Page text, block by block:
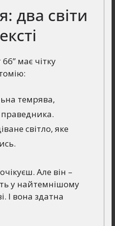
два світи
має чітку
темрява,
світло, яке
Але він –
у найтемнішому
І вона здатна